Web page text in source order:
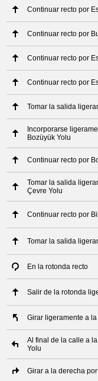
Continuar recto por
Continuar recto por
Continuar recto por
Continuar recto por
Tomar la salida
Incorporarse
Bozüyük Yolu
Continuar recto por
Tomar la salida
Çevre Yolu
Continuar recto por
Tomar la salida
En la rotonda recto
Salir de la rotonda
Girar ligeramente a
Al final de la calle a
Yolu
Girar a la derecha